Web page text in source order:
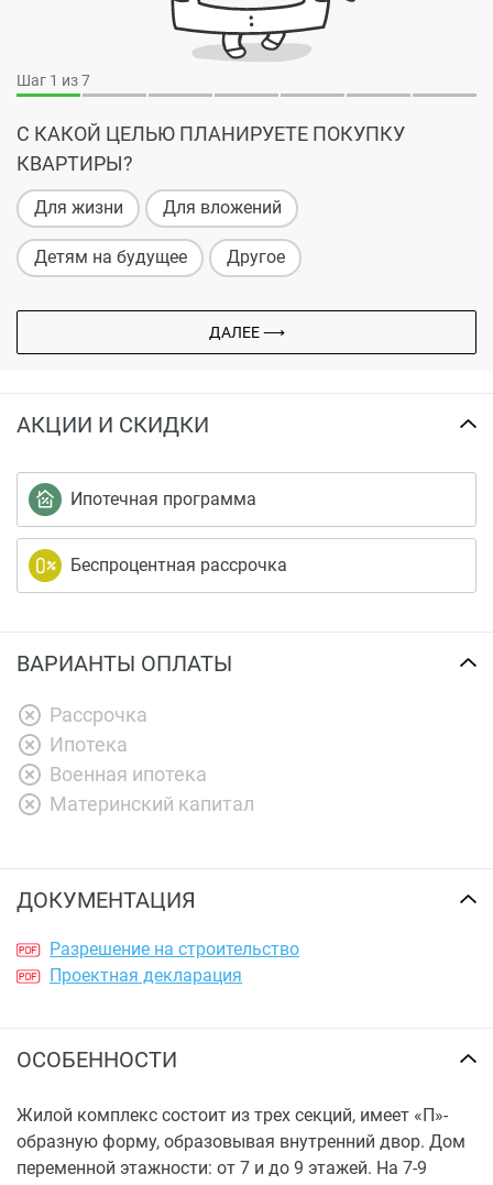
Шаг 1 из 7
С КАКОЙ ЦЕЛЬЮ ПЛАНИРУЕТЕ ПОКУПКУ
КВАРТИРЫ?
Для жизни Для вложений
Детям на будущее Другое
ДАЛЕЕ ⟶
АКЦИИ И СКИДКИ
Ипотечная программа
Беспроцентная рассрочка
ВАРИАНТЫ ОПЛАТЫ
Рассрочка
Ипотека
Военная ипотека
Материнский капитал
ДОКУМЕНТАЦИЯ
Разрешение на строительство
Проектная декларация
ОСОБЕННОСТИ
Жилой комплекс состоит из трех секций, имеет «П»-
образную форму, образовывая внутренний двор. Дом
переменной этажности: от 7 и до 9 этажей. На 7-9